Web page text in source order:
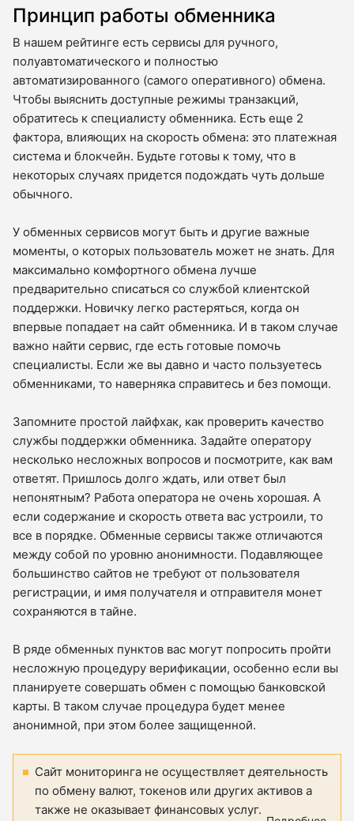
Принцип работы обменника
В нашем рейтинге есть сервисы для ручного,
полуавтоматического и полностью
автоматизированного (самого оперативного) обмена.
Чтобы выяснить доступные режимы транзакций,
обратитесь к специалисту обменника. Есть еще 2
фактора, влияющих на скорость обмена: это платежная
система и блокчейн. Будьте готовы к тому, что в
некоторых случаях придется подождать чуть дольше
обычного.
У обменных сервисов могут быть и другие важные
моменты, о которых пользователь может не знать. Для
максимально комфортного обмена лучше
предварительно списаться со службой клиентской
поддержки. Новичку легко растеряться, когда он
впервые попадает на сайт обменника. И в таком случае
важно найти сервис, где есть готовые помочь
специалисты. Если же вы давно и часто пользуетесь
обменниками, то наверняка справитесь и без помощи.
Запомните простой лайфхак, как проверить качество
службы поддержки обменника. Задайте оператору
несколько несложных вопросов и посмотрите, как вам
ответят. Пришлось долго ждать, или ответ был
непонятным? Работа оператора не очень хорошая. А
если содержание и скорость ответа вас устроили, то
все в порядке. Обменные сервисы также отличаются
между собой по уровню анонимности. Подавляющее
большинство сайтов не требуют от пользователя
регистрации, и имя получателя и отправителя монет
сохраняются в тайне.
В ряде обменных пунктов вас могут попросить пройти
несложную процедуру верификации, особенно если вы
планируете совершать обмен с помощью банковской
карты. В таком случае процедура будет менее
анонимной, при этом более защищенной.
Сайт мониторинга не осуществляет деятельность
по обмену валют, токенов или других активов а
также не оказывает финансовых услуг.